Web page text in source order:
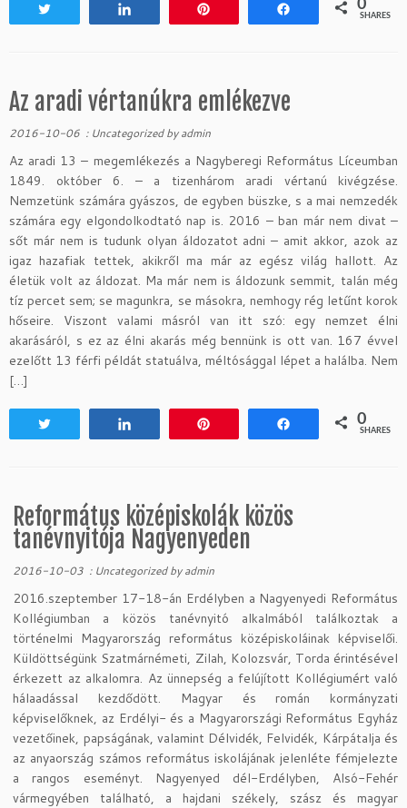
0
SHARES
Az aradi vértanúkra emlékezve
2016-10-06 : Uncategorizedbyadmin
Az aradi 13 – megemlékezés a Nagyberegi Református Líceumban
1849. október 6. – a tizenhárom aradi vértanú kivégzése.
Nemzetünk számára gyászos, de egyben büszke, s a mai nemzedék
számára egy elgondolkodtató nap is. 2016 – ban már nem divat –
sőt már nem is tudunk olyan áldozatot adni – amit akkor, azok az
igaz hazafiak tettek, akikről ma már az egész világ hallott. Az
életük volt az áldozat. Ma már nem is áldozunk semmit, talán még
tíz percet sem; se magunkra, se másokra, nemhogy rég letűnt korok
hőseire. Viszont valami másról van itt szó: egy nemzet élni
akarásáról, s ez az élni akarás még bennünk is ott van. 167 évvel
ezelőtt 13 férfi példát statuálva, méltósággal lépet a halálba. Nem
[…]
0
SHARES
Református középiskolák közös
tanévnyitója Nagyenyeden
2016-10-03 : Uncategorizedbyadmin
2016.szeptember 17-18-án Erdélyben a Nagyenyedi Református
Kollégiumban a közös tanévnyitó alkalmából találkoztak a
történelmi Magyarország református középiskoláinak képviselői.
Küldöttségünk Szatmárnémeti, Zilah, Kolozsvár, Torda érintésével
érkezett az alkalomra. Az ünnepség a felújított Kollégiumért való
hálaadással kezdődött. Magyar és román kormányzati
képviselőknek, az Erdélyi- és a Magyarországi Református Egyház
vezetőinek, papságának, valamint Délvidék, Felvidék, Kárpátalja és
az anyaország számos református iskolájának jelenléte fémjelezte
a rangos eseményt. Nagyenyed dél-Erdélyben, Alsó-Fehér
vármegyében található, a hajdani székely, szász és magyar